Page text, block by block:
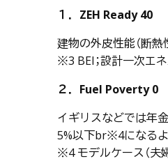
１．ZEH Ready 40
建物の外皮性能（断
※3 BEI；設計一次エ
２．Fuel Poverty 0
イギリスなどでは年
5%以下br※4になるよ
※4 モデルケース（夫